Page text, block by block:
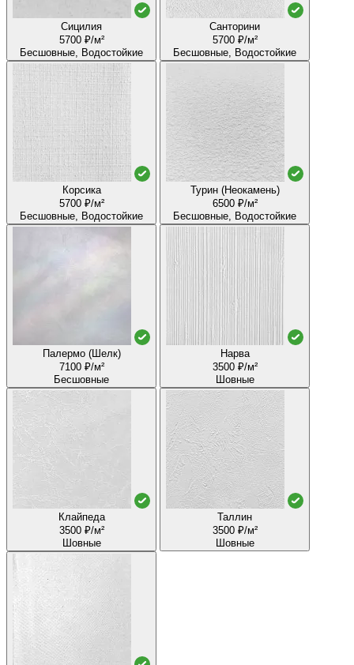
Сицилия
5700 ₽/м²
Бесшовные, Водостойкие
Санторини
5700 ₽/м²
Бесшовные, Водостойкие
Корсика
5700 ₽/м²
Бесшовные, Водостойкие
Турин (Неокамень)
6500 ₽/м²
Бесшовные, Водостойкие
Палермо (Шелк)
7100 ₽/м²
Бесшовные
Нарва
3500 ₽/м²
Шовные
Клайпеда
3500 ₽/м²
Шовные
Таллин
3500 ₽/м²
Шовные